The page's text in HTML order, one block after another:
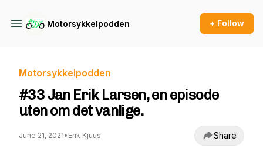
Motorsykkelpodden + Follow
Motorsykkelpodden
#33 Jan Erik Larsen, en episode
uten om det vanlige.
June 21, 2021• Erik Kjuus Share